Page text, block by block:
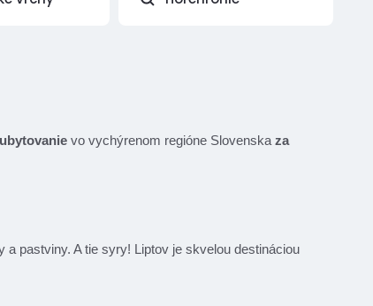
ubytovanie vo vychýrenom regióne Slovenska za
pastviny. A tie syry! Liptov je skvelou destináciou